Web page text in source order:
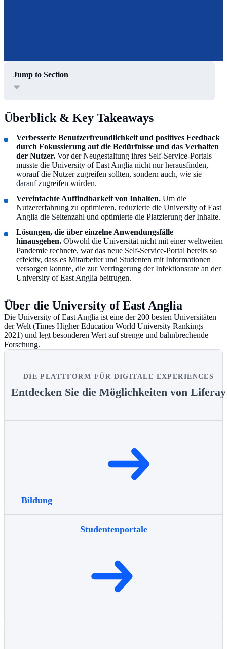
Jump to Section
Überblick & Key Takeaways
Verbesserte Benutzerfreundlichkeit und positives Feedback
durch Fokussierung auf die Bedürfnisse und das Verhalten
der Nutzer. Vor der Neugestaltung ihres Self-Service-Portals
musste die University of East Anglia nicht nur herausfinden,
worauf die Nutzer zugreifen sollten, sondern auch, wie sie
darauf zugreifen würden.
Vereinfachte Auffindbarkeit von Inhalten. Um die
Nutzererfahrung zu optimieren, reduzierte die University of East
Anglia die Seitenzahl und optimierte die Platzierung der Inhalte.
Lösungen, die über einzelne Anwendungsfälle
hinausgehen. Obwohl die Universität nicht mit einer weltweiten
Pandemie rechnete, war das neue Self-Service-Portal bereits so
effektiv, dass es Mitarbeiter und Studenten mit Informationen
versorgen konnte, die zur Verringerung der Infektionsrate an der
University of East Anglia beitrugen.
Über die University of East Anglia
Die University of East Anglia ist eine der 200 besten Universitäten
der Welt (Times Higher Education World University Rankings
2021) und legt besonderen Wert auf strenge und bahnbrechende
Forschung.
DIE PLATTFORM FÜR DIGITALE EXPERIENCES
Entdecken Sie die Möglichkeiten von Liferay
Bildung
Studentenportale